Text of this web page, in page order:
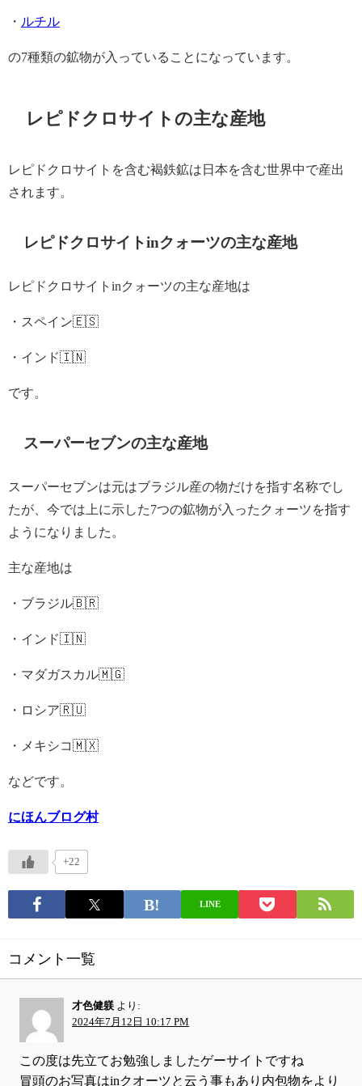
・ ルチル
の7種類の鉱物が入っていることになっています。
レピドクロサイトの主な産地
レピドクロサイトを含む褐鉄鉱は日本を含む世界中で産出
されます。
レピドクロサイトinクォーツの主な産地
レピドクロサイトinクォーツの主な産地は
・スペイン🇪🇸
・インド🇮🇳
です。
スーパーセブンの主な産地
スーパーセブンは元はブラジル産の物だけを指す名称でし
たが、今では上に示した7つの鉱物が入ったクォーツを指す
ようになりました。
主な産地は
・ブラジル🇧🇷
・インド🇮🇳
・マダガスカル🇲🇬
・ロシア🇷🇺
・メキシコ🇲🇽
などです。
にほんブログ村
+22
LINE
コメント一覧
才色健躾 より:
2024年7月12日 10:17 PM
この度は先立てお勉強しましたゲーサイトですね
冒頭のお写真はinクオーツと云う事もあり内包物をより